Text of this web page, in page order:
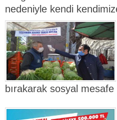
nedeniyle kendi
bırakarak sosyal mesafe